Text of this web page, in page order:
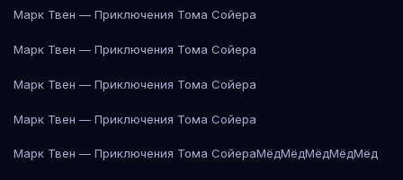
Марк Твен — Приключения Тома Сойера
Марк Твен — Приключения Тома Сойера
Марк Твен — Приключения Тома Сойера
Марк Твен — Приключения Тома Сойера
Марк Твен — Приключения Тома СойераМёдМёдМёдМёдМёд